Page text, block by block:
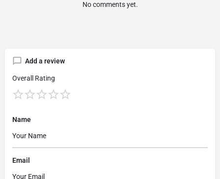
No comments yet.
Add a review
Overall Rating
Name
Email